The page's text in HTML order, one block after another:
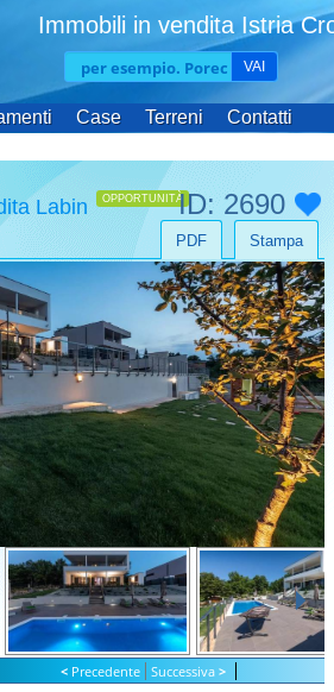
Immobili in vendita Istria
VAI
Case Terreni Contatti
Labin OPPORTUNITÀID: 2690
Stampa
PDF
< Precedente Successiva >